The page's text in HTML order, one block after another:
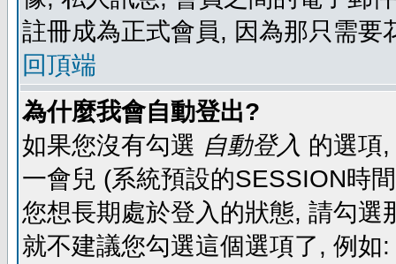
註冊成為正式會員, 因為那只需要
回頂端
為什麼我會自動登出?
如果您沒有勾選 自動登入 的選項
一會兒 (系統預設的SESSION時
您想長期處於登入的狀態, 請勾
就不建議您勾選這個選項了, 例